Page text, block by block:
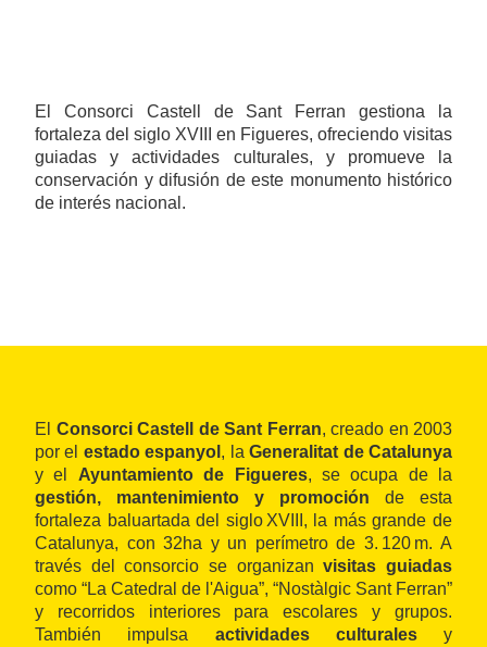
El Consorci Castell de Sant Ferran gestiona la
fortaleza del siglo XVIII en Figueres, ofreciendo visitas
guiadas y actividades culturales, y promueve la
conservación y difusión de este monumento histórico
de interés nacional.
El Consorci Castell de Sant Ferran, creado en 2003
por el estado espanyol , laGeneralitat de Catalunya
y el Ayuntamiento de Figueres, se ocupa de la
gestión, mantenimiento y promoción de esta
fortaleza baluartada del siglo XVIII, la más grande de
Catalunya, con 32ha y un perímetro de 3. 120 m. A
través del consorcio se organizanvisitas guiadas
como “La Catedral de l'Aigua”, “Nostàlgic Sant Ferran”
y recorridos interiores para escolares y grupos.
También impulsa actividades culturalesy